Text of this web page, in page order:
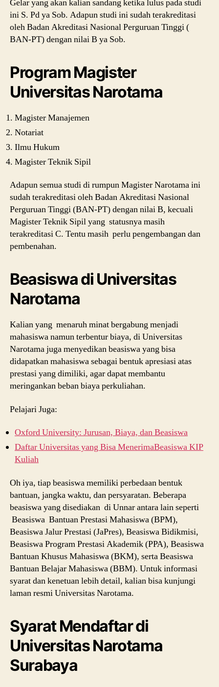
Gelar yang akan kalian sandang ketika lulus pada studi
ini S. Pd ya Sob. Adapun studi ini sudah terakreditasi
oleh Badan Akreditasi Nasional Perguruan Tinggi (
BAN-PT) dengan nilai B ya Sob.
Program Magister
Universitas Narotama
Magister Manajemen
Notariat
Ilmu Hukum
Magister Teknik Sipil
Adapun semua studi di rumpun Magister Narotama ini
sudah terakreditasi oleh Badan Akreditasi Nasional
Perguruan Tinggi (BAN-PT) dengan nilai B, kecuali
Magister Teknik Sipil yang statusnya masih
terakreditasi C. Tentu masih perlu pengembangan dan
pembenahan.
Beasiswa di Universitas
Narotama
Kalian yang menaruh minat bergabung menjadi
mahasiswa namun terbentur biaya, di Universitas
Narotama juga menyedikan beasiswa yang bisa
didapatkan mahasiswa sebagai bentuk apresiasi atas
prestasi yang dimiliki, agar dapat membantu
meringankan beban biaya perkuliahan.
Pelajari Juga:
Oxford University: Jurusan, Biaya, dan Beasiswa
Daftar Universitas yang Bisa MenerimaBeasiswa KIP
Kuliah
Oh iya, tiap beasiswa memiliki perbedaan bentuk
bantuan, jangka waktu, dan persyaratan. Beberapa
beasiswa yang disediakan di Unnar antara lain seperti
Beasiswa Bantuan Prestasi Mahasiswa (BPM),
Beasiswa Jalur Prestasi (JaPres), Beasiswa Bidikmisi,
Beasiswa Program Prestasi Akademik (PPA), Beasiswa
Bantuan Khusus Mahasiswa (BKM), serta Beasiswa
Bantuan Belajar Mahasiswa (BBM). Untuk informasi
syarat dan kenetuan lebih detail, kalian bisa kunjungi
laman resmi Universitas Narotama.
Syarat Mendaftar di
Universitas Narotama
Surabaya